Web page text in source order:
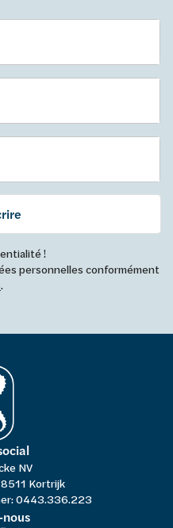
!
personnelles conformément
.
NV
8511 Kortrijk
0443.336.223